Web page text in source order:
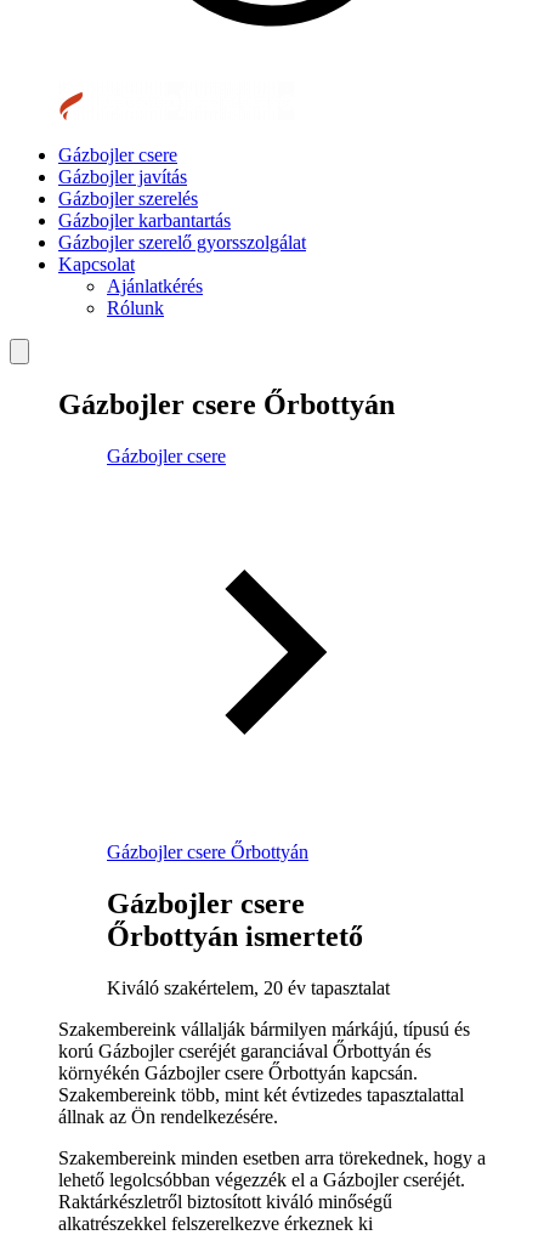
Gázbojler csere
Gázbojler javítás
Gázbojler szerelés
Gázbojler karbantartás
Gázbojler szerelő gyorsszolgálat
Kapcsolat
Ajánlatkérés
Rólunk
Gázbojler csere Őrbottyán
Gázbojler csere
Gázbojler csere Őrbottyán
Gázbojler csere
Őrbottyán ismertető
Kiváló szakértelem, 20 év tapasztalat
Szakembereink vállalják bármilyen márkájú, típusú és
korú Gázbojler cseréjét garanciával Őrbottyán és
környékén Gázbojler csere Őrbottyán kapcsán.
Szakembereink több, mint két évtizedes tapasztalattal
állnak az Ön rendelkezésére.
Szakembereink minden esetben arra törekednek, hogy a
lehető legolcsóbban végezzék el a Gázbojler cseréjét.
Raktárkészletről biztosított kiváló minőségű
alkatrészekkel felszerelkezve érkeznek ki